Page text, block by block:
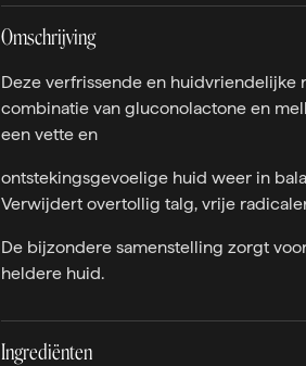
Omschrijving
Deze verfrissende en huidvriendelijke
combinatie van gluconolactone en
een vette en
ontstekingsgevoelige huid weer in
Verwijdert overtollig talg, vrije
De bijzondere samenstelling zorgt
heldere huid.
Ingrediënten